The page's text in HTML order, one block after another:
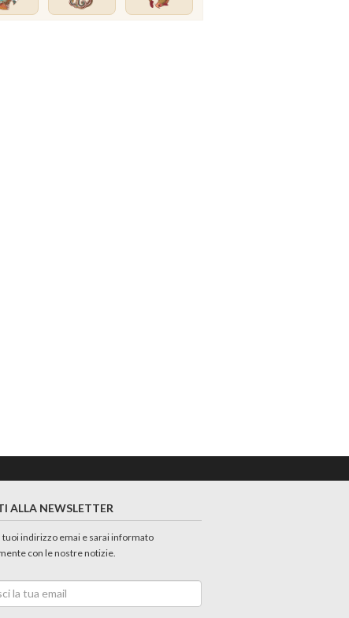
ALLA NEWSLETTER
tuoi indirizzo emai e sarai informato
con le nostre notizie.